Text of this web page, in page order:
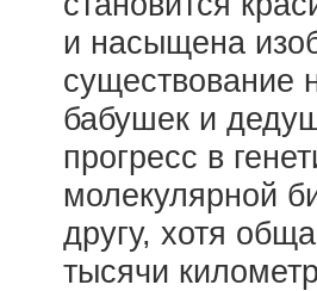
и насыщена
существование
бабушек и
прогресс в
молекулярной
другу, хотя
тысячи